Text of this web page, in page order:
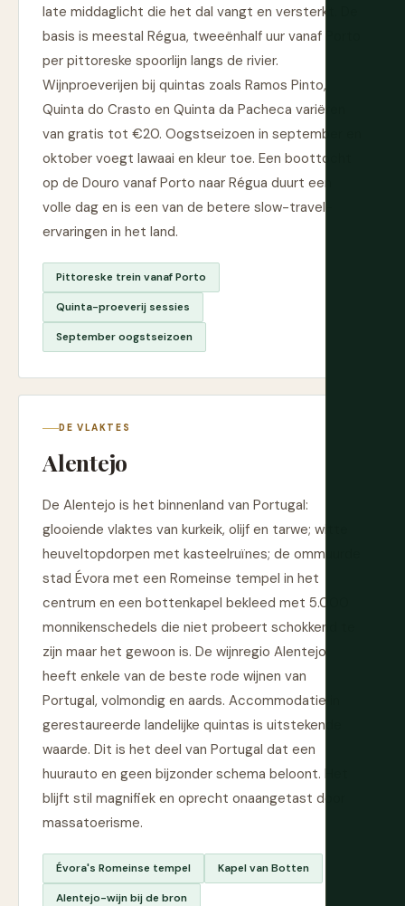
late middaglicht die het dal vangt en versterkt. De
basis is meestal Régua, tweeënhalf uur vanaf Porto
per pittoreske spoorlijn langs de rivier.
Wijnproeverijen bij quintas zoals Ramos Pinto,
Quinta do Crasto en Quinta da Pacheca variëren
van gratis tot €20. Oogstseizoen in september en
oktober voegt lawaai en kleur toe. Een boottocht
op de Douro vanaf Porto naar Régua duurt een
volle dag en is een van de betere slow-travel-
ervaringen in het land.
Pittoreske trein vanaf Porto
Quinta-proeverij sessies
September oogstseizoen
DE VLAKTES
Alentejo
De Alentejo is het binnenland van Portugal:
glooiende vlaktes van kurkeik, olijf en tarwe; witte
heuveltopdorpen met kasteelruïnes; de ommuurde
stad Évora met een Romeinse tempel in het
centrum en een bottenkapel bekleed met 5.000
monnikenschedels die niet probeert schokkend te
zijn maar het gewoon is. De wijnregio Alentejo
heeft enkele van de beste rode wijnen van
Portugal, volmondig en aards. Accommodatie in
gerestaureerde landelijke quintas is uitstekende
waarde. Dit is het deel van Portugal dat een
huurauto en geen bijzonder schema beloont. Het
blijft stil magnifiek en oprecht onaangetast door
massatoerisme.
Évora's Romeinse tempel Kapel van Botten
Alentejo-wijn bij de bron